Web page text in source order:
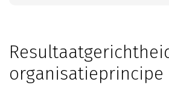
organisatieprincipe